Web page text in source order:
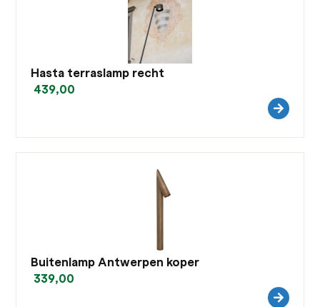
Hasta terraslamp recht
439,00
Buitenlamp Antwerpen koper
339,00